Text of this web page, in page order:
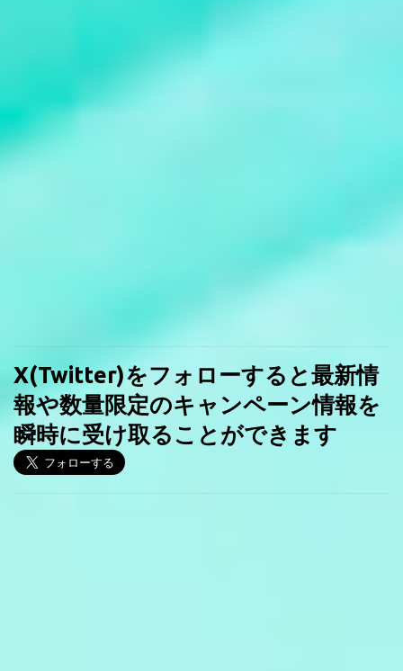
X(Twitter)をフォローすると最新情
報や数量限定のキャンペーン情報を
瞬時に受け取ることができます